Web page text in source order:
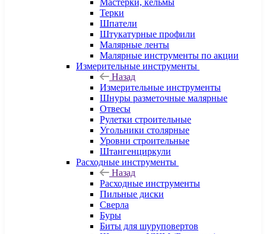
Мастерки, кельмы
Терки
Шпатели
Штукатурные профили
Малярные ленты
Малярные инструменты по акции
Измерительные инструменты
Назад
Измерительные инструменты
Шнуры разметочные малярные
Отвесы
Рулетки строительные
Угольники столярные
Уровни строительные
Штангенциркули
Расходные инструменты
Назад
Расходные инструменты
Пильные диски
Сверла
Буры
Биты для шуруповертов